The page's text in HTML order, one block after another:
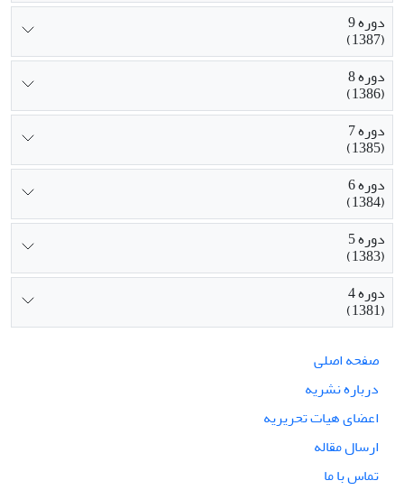
دوره 9
(1387)
دوره 8
(1386)
دوره 7
(1385)
دوره 6
(1384)
دوره 5
(1383)
دوره 4
(1381)
صفحه اصلی
درباره نشریه
اعضای هیات تحریریه
ارسال مقاله
تماس با ما